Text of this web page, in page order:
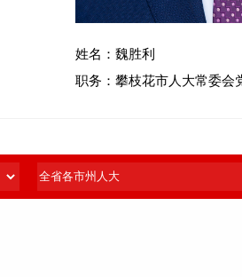
姓名：魏胜利
职务：攀枝花市人大常委会